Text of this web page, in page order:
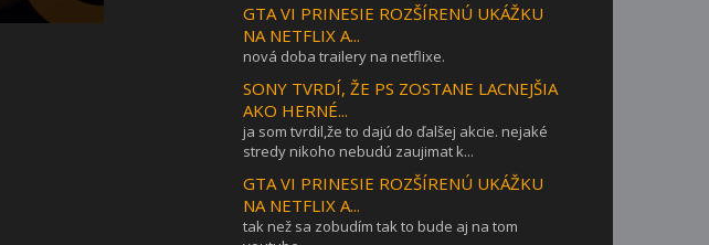
GTA VI PRINESIE ROZŠÍRENÚ UKÁŽKU
NA NETFLIX A...
nová doba trailery na netflixe.
SONY TVRDÍ, ŽE PS ZOSTANE LACNEJŠIA
AKO HERNÉ...
ja som tvrdil,že to dajú do ďalšej akcie. nejaké
stredy nikoho nebudú zaujimat k...
GTA VI PRINESIE ROZŠÍRENÚ UKÁŽKU
NA NETFLIX A...
tak než sa zobudím tak to bude aj na tom